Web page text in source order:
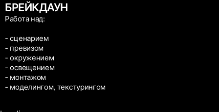
БРЕЙКДАУН
Работа над:
- сценарием
- превизом
- окружением
- освещением
- монтажом
- моделингом, текстурингом